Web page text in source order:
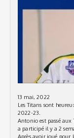
13 mai, 2022
Les Titans sont
2022-23.
Antonio est passé aux
a participé il y a 2
Après avoir joué pour